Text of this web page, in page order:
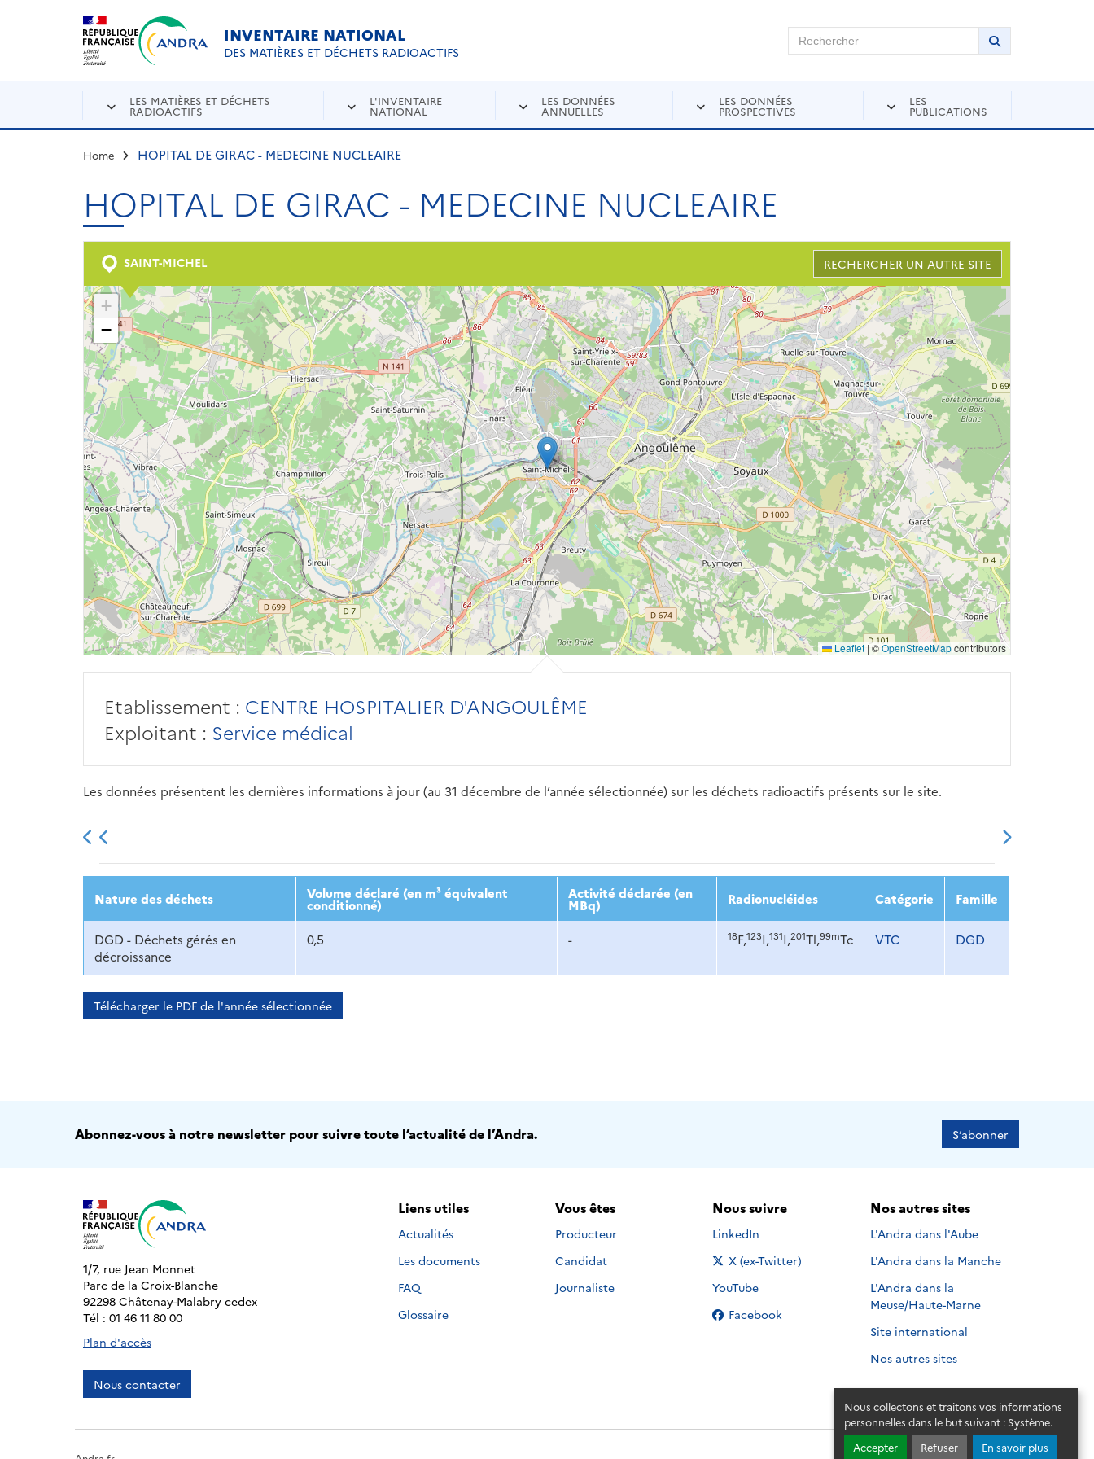
Nous collectons et traitons vos informations
personnelles dans le but suivant : Système.
Accepter
Refuser En savoir plus
Aller au contenu principal
INVENTAIRE NATIONAL
DES MATIÈRES ET DÉCHETS RADIOACTIFS
Rechercher sur Andra Inventaire Rechercher
Lancer la
LES MATIÈRES ET DÉCHETS
RADIOACTIFS
L'INVENTAIRE
NATIONAL
LES DONNÉES
ANNUELLES
LES DONNÉES
PROSPECTIVES
LES
PUBLICATIONS
Home HOPITAL DE GIRAC - MEDECINE NUCLEAIRE
HOPITAL DE GIRAC - MEDECINE NUCLEAIRE
SAINT-MICHEL RECHERCHER UN AUTRE SITE
+
−
Leaflet |©OpenStreetMapcontributors
Etablissement : CENTRE HOSPITALIER D'ANGOULÊME
Exploitant : Service médical
Les données présentent les dernières informations à jour (au 31 décembre de l’année sélectionnée) sur les déchets radioactifs présents sur le site.
2013 2014 2015 2016 2017 2018 2019 2020 2021 2022 2023
Nature des déchets Volume déclaré (en m³ équivalent
conditionné)
Activité déclarée (en
MBq) Radionucléides Catégorie Famille
DGD - Déchets gérés en
décroissance
0,5 - 18F,123I,131I,201Tl,99mTc VTC DGD
Télécharger le PDF de l'année sélectionnée
Abonnez-vous à notre newsletter pour suivre toute l’actualité de l’Andra. S’abonner
1/7, rue Jean Monnet
Parc de la Croix-Blanche
92298 Châtenay-Malabry cedex
Tél : 01 46 11 80 00
Plan d'accès
Nous contacter
Liens utiles
Actualités
Les documents
FAQ
Glossaire
Vous êtes
Producteur
Candidat
Journaliste
Nous suivre
Nous suivre sur
LinkedIn
Nous suivre sur
X (ex-Twitter)
Nous suivre sur
YouTube
Nous suivre sur
Facebook
Nos autres sites
L'Andra dans l'Aube
L'Andra dans la Manche
L'Andra dans la
Meuse/Haute-Marne
Site international
Nos autres sites